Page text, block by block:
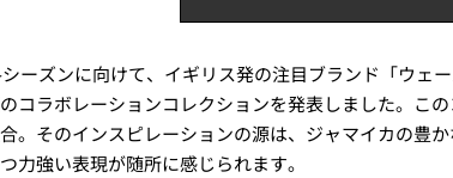
ーズンに向けて、イギリス発の注目ブランド「ウェ
コラボレーションコレクションを発表しました。こ
。そのインスピレーションの源は、ジャマイカの豊
力強い表現が随所に感じられます。